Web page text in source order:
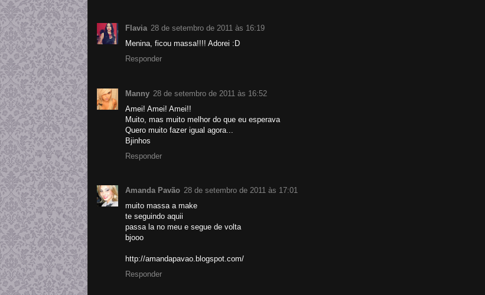
Flavia 28 de setembro de 2011 às 16:19
Menina, ficou massa!!!! Adorei :D
Responder
Manny 28 de setembro de 2011 às 16:52
Amei! Amei! Amei!!
Muito, mas muito melhor do que eu esperava
Quero muito fazer igual agora...
Bjinhos
Responder
Amanda Pavão 28 de setembro de 2011 às 17:01
muito massa a make
te seguindo aquii
passa la no meu e segue de volta
bjooo
http://amandapavao.blogspot.com/
Responder